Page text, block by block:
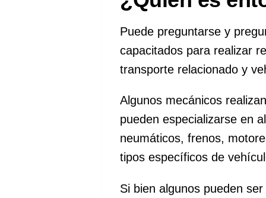
Puede preguntarse y
capacitados para realizar
transporte relacionado y
Algunos mecánicos
pueden especializarse en
neumáticos, frenos,
tipos específicos de
Si bien algunos pueden